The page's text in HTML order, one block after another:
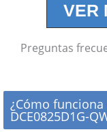
VER
Preguntas
¿Cómo
DCE0825D1G-